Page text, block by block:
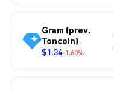
Gram (prev.
Toncoin)
$1.34-1.60%